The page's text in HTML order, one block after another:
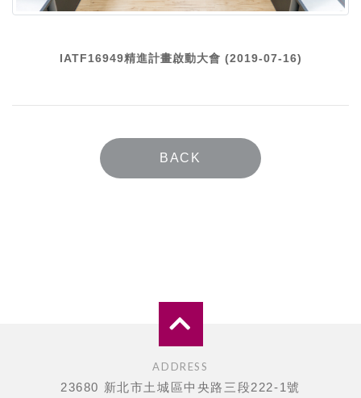
IATF16949精進計畫啟動大會 (2019-07-16)
BACK
ADDRESS
23680 新北市土城區中央路三段222-1號